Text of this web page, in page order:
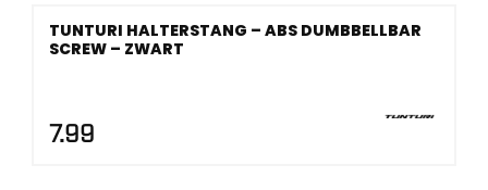
TUNTURI HALTERSTANG – ABS DUMBBELLBAR
SCREW – ZWART
7.99